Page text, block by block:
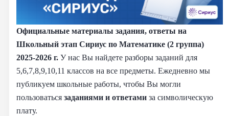
Официальные материалы задания, ответы на
Школьный этап Сириус по Математике (2 группа)
2025-2026 г. У нас Вы найдете разборы заданий для
5,6,7,8,9,10,11 классов на все предметы. Ежедневно мы
публикуем школьные работы, чтобы Вы могли
пользоваться заданиями и ответами за символическую
плату.